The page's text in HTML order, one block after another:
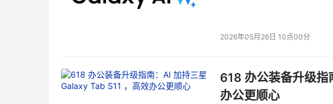
2026年05月26日 10点00分
618 办公装备升级指
办公更顺心